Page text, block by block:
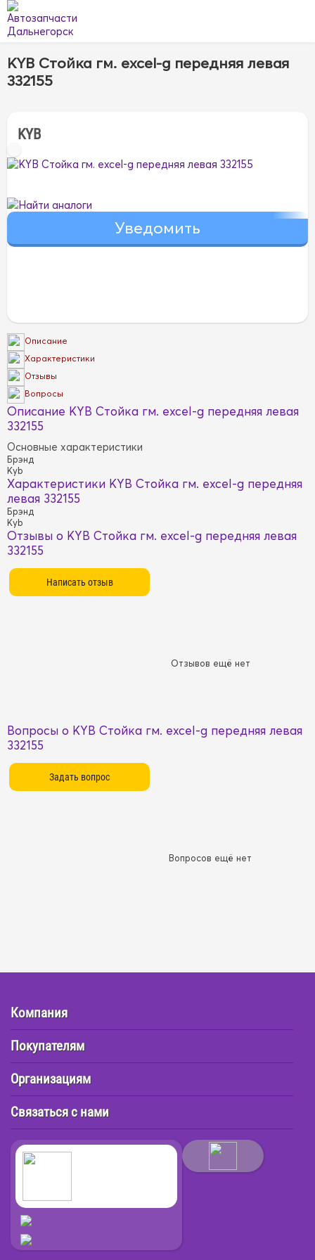
KYB Стойка гм. excel-g передняя левая
332155
KYB
Найти аналоги
Описание
Характеристики
Отзывы
Вопросы
Описание KYB Стойка гм. excel-g передняя левая
332155
Основные характеристики
Брэнд
Kyb
Характеристики KYB Стойка гм. excel-g передняя
левая 332155
Брэнд
Kyb
Отзывы о KYB Стойка гм. excel-g передняя левая
332155
Отзывов ещё нет
Вопросы о KYB Стойка гм. excel-g передняя левая
332155
Вопросов ещё нет
Компания
Покупателям
Организациям
Связаться с нами